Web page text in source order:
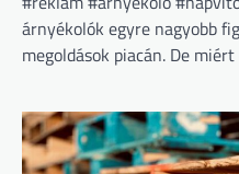
árnyékolók egyre nagyobb
megoldások piacán. De